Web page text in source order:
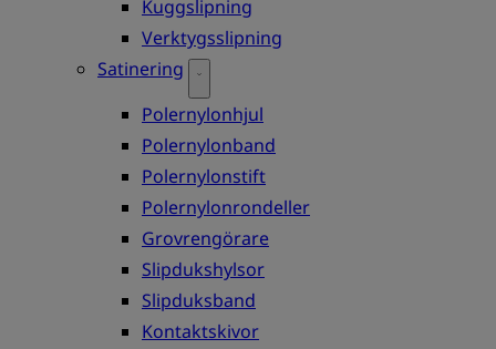
Kuggslipning
Verktygsslipning
Satinering
Polernylonhjul
Polernylonband
Polernylonstift
Polernylonrondeller
Grovrengörare
Slipdukshylsor
Slipduksband
Kontaktskivor